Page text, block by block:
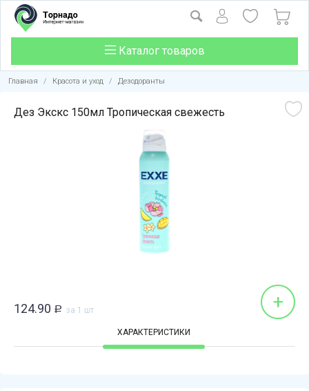
Каталог товаров
Главная / Красота и уход / Дезодоранты
Дез Экскс 150мл Тропическая свежесть
124.90 Р за 1 шт +
ХАРАКТЕРИСТИКИ